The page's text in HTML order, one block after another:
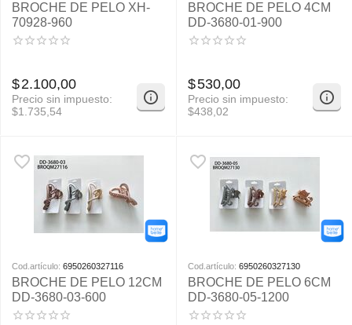
BROCHE DE PELO XH-
70928-960
$2.100,00
Precio sin impuesto:
$1.735,54
BROCHE DE PELO 4CM
DD-3680-01-900
$530,00
Precio sin impuesto:
$438,02
Cod.artículo: 6950260327116
BROCHE DE PELO 12CM
DD-3680-03-600
Cod.artículo: 6950260327130
BROCHE DE PELO 6CM
DD-3680-05-1200